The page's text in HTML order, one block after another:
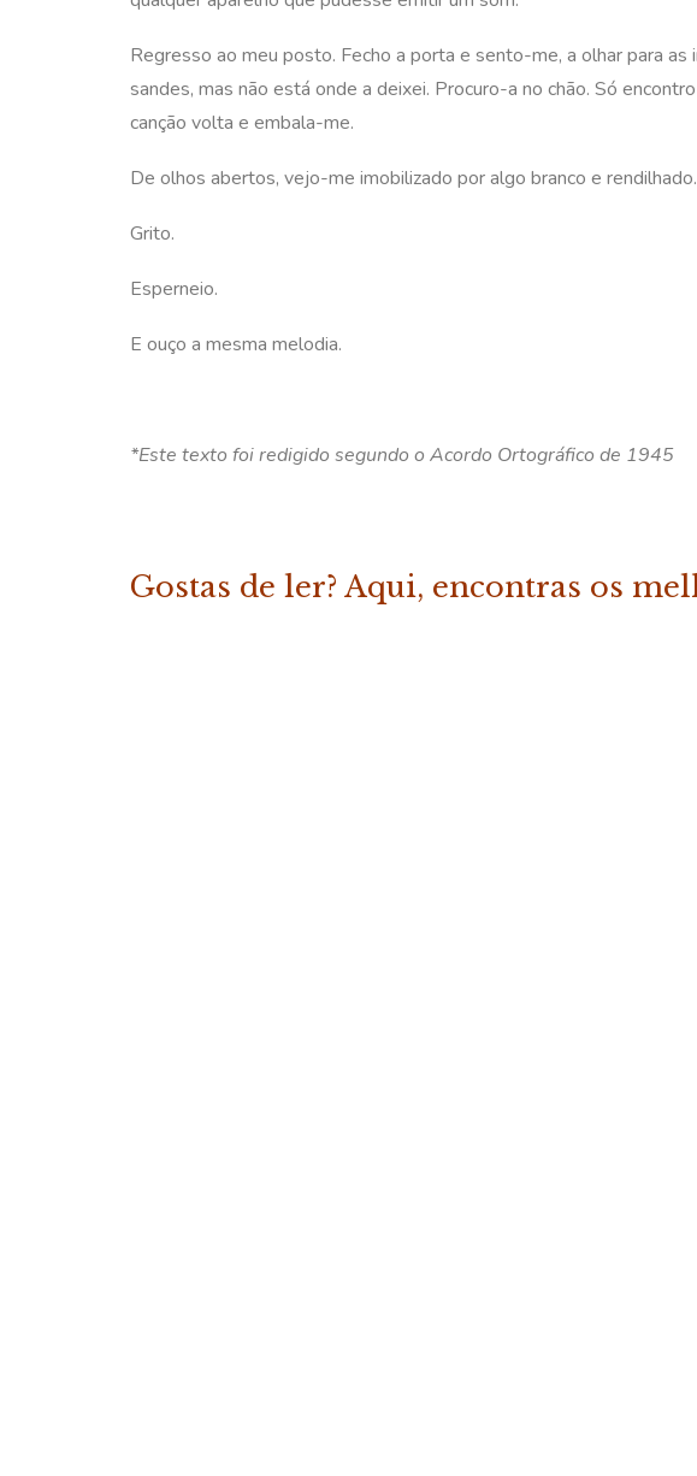
Regresso ao meu posto. Fecho a porta e sento-me, a olhar para as
sandes, mas não está onde a deixei. Procuro-a no chão. Só
canção volta e embala-me.
De olhos abertos, vejo-me imobilizado por algo branco e rendilhado.
Grito.
Esperneio.
E ouço a mesma melodia.
*Este texto foi redigido segundo o Acordo Ortográfico de 1945
Gostas de ler? Aqui, encontras os